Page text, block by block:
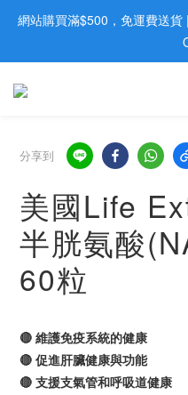
歡迎親臨旺角店購買：旺角
網站購買滿$500，免運費送
歡迎親臨旺角店購買：旺角
分享到
美國Life
半胱氨酸
60粒
🔴 維護免疫系統的健康
🔴 促進肝臟健康與功能
🔴 支援支氣管和呼吸道健康